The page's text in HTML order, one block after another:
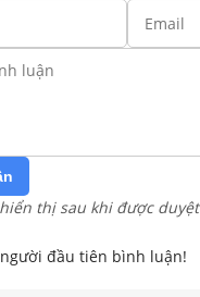
thị sau khi được duyệt
đầu tiên bình luận!